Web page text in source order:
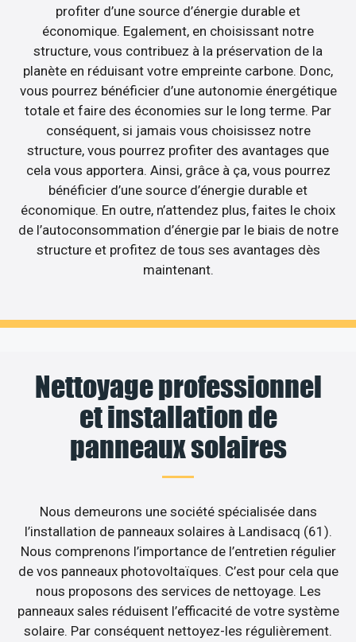
profiter d’une source d’énergie durable et
économique. Egalement, en choisissant notre
structure, vous contribuez à la préservation de la
planète en réduisant votre empreinte carbone. Donc,
vous pourrez bénéficier d’une autonomie énergétique
totale et faire des économies sur le long terme. Par
conséquent, si jamais vous choisissez notre
structure, vous pourrez profiter des avantages que
cela vous apportera. Ainsi, grâce à ça, vous pourrez
bénéficier d’une source d’énergie durable et
économique. En outre, n’attendez plus, faites le choix
de l’autoconsommation d’énergie par le biais de notre
structure et profitez de tous ses avantages dès
maintenant.
Nettoyage professionnel
et installation de
panneaux solaires
Nous demeurons une société spécialisée dans
l’installation de panneaux solaires à Landisacq (61).
Nous comprenons l’importance de l’entretien régulier
de vos panneaux photovoltaïques. C’est pour cela que
nous proposons des services de nettoyage. Les
panneaux sales réduisent l’efficacité de votre système
solaire. Par conséquent nettoyez-les régulièrement.